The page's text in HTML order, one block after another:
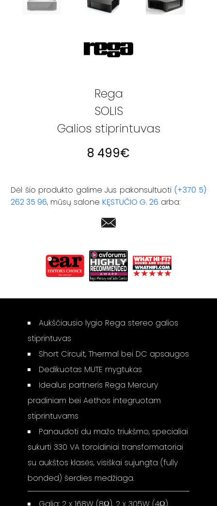
Rega
SOLIS
Galios stiprintuvas
8 499€
Dėl šio produkto galime Jus pakonsultuoti (+370 5)
262 35 96, mūsų salone KĘSTUČIO G. 26 arba:
Aukščiausio lygio Rega stereo galios
stiprintuvas
Short Circuit, Thermal bei DC apsaugos
Dedikuotas MUTE mygtukas
Idealus partneris Rega Mercury
pradiniam bei Aethos integruotam
stiprintuvams
Panaudoti du mažo triukšmo, specialiai
sukurti 330 VA toroidiniai transformatoriai
su aukštos klasės, visiškai sujungta (fully
bonded) šerdies medžiaga.